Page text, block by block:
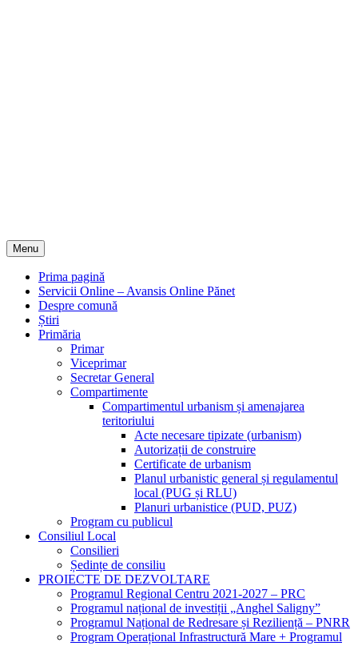
Menu
Prima pagină
Servicii Online – Avansis Online Pănet
Despre comună
Știri
Primăria
Primar
Viceprimar
Secretar General
Compartimente
Compartimentul urbanism și amenajarea
teritoriului
Acte necesare tipizate (urbanism)
Autorizații de construire
Certificate de urbanism
Planul urbanistic general și regulamentul
local (PUG și RLU)
Planuri urbanistice (PUD, PUZ)
Program cu publicul
Consiliul Local
Consilieri
Ședințe de consiliu
PROIECTE DE DEZVOLTARE
Programul Regional Centru 2021-2027 – PRC
Programul național de investiții „Anghel Saligny”
Programul Național de Redresare și Reziliență – PNRR
Program Operațional Infrastructură Mare + Programul